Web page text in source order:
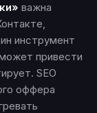
важна
инструмент
привести
SEO
оффера